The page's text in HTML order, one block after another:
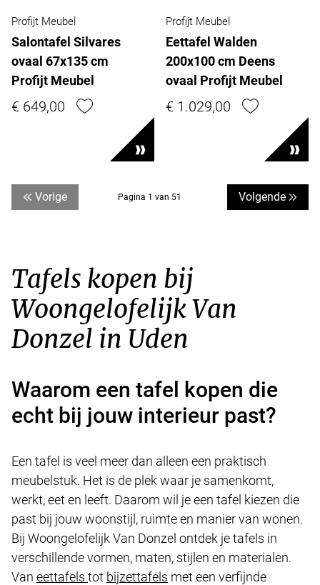
Profijt Meubel
Salontafel Silvares
ovaal 67x135 cm
Profijt Meubel
€ 649,00
Profijt Meubel
Eettafel Walden
200x100 cm Deens
ovaal Profijt Meubel
€ 1.029,00
Vorige Pagina 1 van 51 Volgende
Tafels kopen bij
Woongelofelijk Van
Donzel in Uden
Waarom een tafel kopen die
echt bij jouw interieur past?
Een tafel is veel meer dan alleen een praktisch
meubelstuk. Het is de plek waar je samenkomt,
werkt, eet en leeft. Daarom wil je een tafel kiezen die
past bij jouw woonstijl, ruimte en manier van wonen.
Bij Woongelofelijk Van Donzel ontdek je tafels in
verschillende vormen, maten, stijlen en materialen.
Van eettafels tot bijzettafels met een verfijnde